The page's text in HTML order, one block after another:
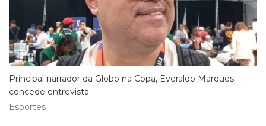
Principal narrador da Globo na Copa, Everaldo Marques
concede entrevista
Esportes